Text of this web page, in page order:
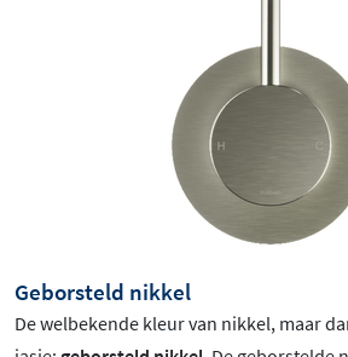
Geborsteld nikkel
De welbekende kleur van nikkel, maar